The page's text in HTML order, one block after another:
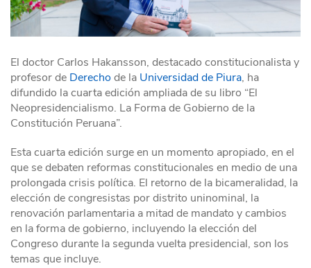
El doctor Carlos Hakansson, destacado constitucionalista y
profesor de Derecho de la Universidad de Piura, ha
difundido la cuarta edición ampliada de su libro “El
Neopresidencialismo. La Forma de Gobierno de la
Constitución Peruana”.
Esta cuarta edición surge en un momento apropiado, en el
que se debaten reformas constitucionales en medio de una
prolongada crisis política. El retorno de la bicameralidad, la
elección de congresistas por distrito uninominal, la
renovación parlamentaria a mitad de mandato y cambios
en la forma de gobierno, incluyendo la elección del
Congreso durante la segunda vuelta presidencial, son los
temas que incluye.